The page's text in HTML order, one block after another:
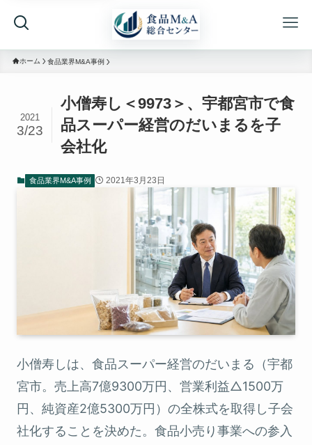
ホーム 食品業界M&A事例
小僧寿し＜9973＞、宇都宮市で食
品スーパー経営のだいまるを子
会社化
2021
3/23
食品業界M&A事例 2021年3月23日
小僧寿しは、食品スーパー経営のだいまる（宇都
宮市。売上高7億9300万円、営業利益△1500万
円、純資産2億5300万円）の全株式を取得し子会
社化することを決めた。食品小売り事業への参入